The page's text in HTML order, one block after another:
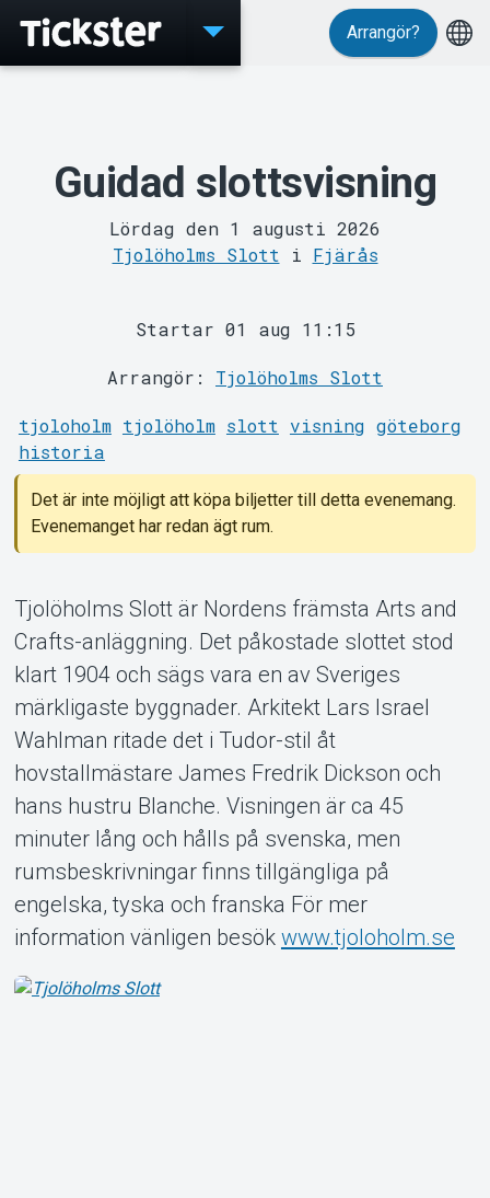
Support
Om Tickster
Arrangör?
Guidad slottsvisning
Lördag den 1 augusti 2026
Tjolöholms Slott i Fjärås
Startar 01 aug 11:15
Arrangör: Tjolöholms Slott
tjoloholm tjolöholm slott visning göteborg
historia
Det är inte möjligt att köpa biljetter till detta evenemang.
Evenemanget har redan ägt rum.
Tjolöholms Slott är Nordens främsta Arts and
Crafts-anläggning. Det påkostade slottet stod
klart 1904 och sägs vara en av Sveriges
märkligaste byggnader. Arkitekt Lars Israel
Wahlman ritade det i Tudor-stil åt
hovstallmästare James Fredrik Dickson och
hans hustru Blanche. Visningen är ca 45
minuter lång och hålls på svenska, men
rumsbeskrivningar finns tillgängliga på
engelska, tyska och franska För mer
information vänligen besök www.tjoloholm.se